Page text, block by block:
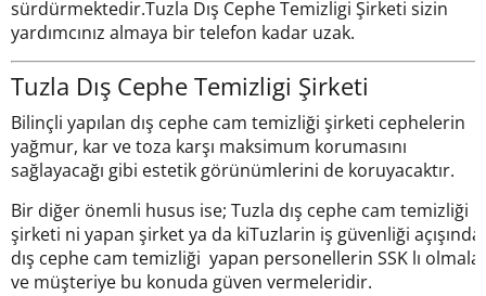
sürdürmektedir.Tuzla Dış Cephe Temizligi Şirketi sizin
yardımcınız almaya bir telefon kadar uzak.
Tuzla Dış Cephe Temizligi Şirketi
Bilinçli yapılan dış cephe cam temizliği şirketi cephelerin
yağmur, kar ve toza karşı maksimum korumasını
sağlayacağı gibi estetik görünümlerini de koruyacaktır.
Bir diğer önemli husus ise; Tuzla dış cephe cam temizliği
şirketi ni yapan şirket ya da kiTuzlarin iş güvenliği
dış cephe cam temizliği yapan personellerin SSK lı
ve müşteriye bu konuda güven vermeleridir.